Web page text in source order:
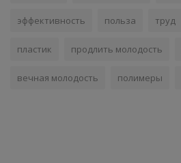
эффективность польза труд
пластик продлить молодость
вечная молодость полимеры